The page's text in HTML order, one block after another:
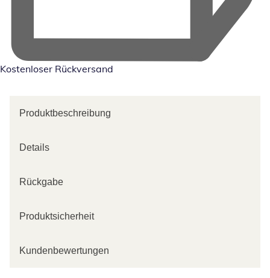
Kostenloser Rückversand
Produktbeschreibung
Details
Rückgabe
Produktsicherheit
Kundenbewertungen